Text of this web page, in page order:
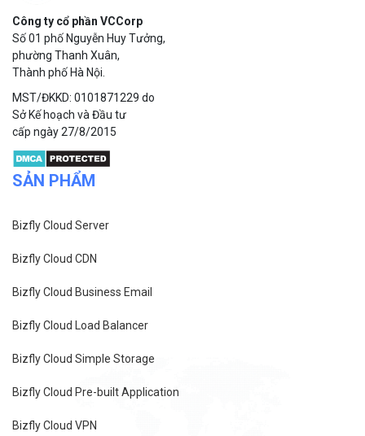
Công ty cổ phần VCCorp
Số 01 phố Nguyễn Huy Tưởng,
phường Thanh Xuân,
Thành phố Hà Nội.
MST/ĐKKD: 0101871229 do
Sở Kế hoạch và Đầu tư
cấp ngày 27/8/2015
SẢN PHẨM
Bizfly Cloud Server
Bizfly Cloud CDN
Bizfly Cloud Business Email
Bizfly Cloud Load Balancer
Bizfly Cloud Simple Storage
Bizfly Cloud Pre-built Application
Bizfly Cloud VPN